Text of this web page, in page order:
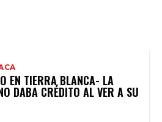
EN TIERRA BLANCA- LA
DABA CRÉDITO AL VER A SU